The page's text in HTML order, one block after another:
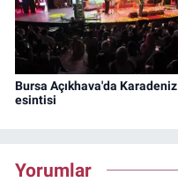
Bursa Açıkhava'da Karadeniz
esintisi
Yorumlar